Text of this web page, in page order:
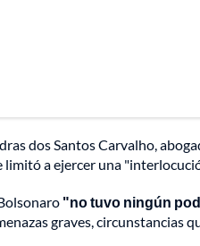
dos Santos Carvalho,
limitó a ejercer una
"no tuvo ningún
graves, circunstancias